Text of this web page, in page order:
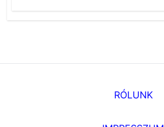
RÓLUNK